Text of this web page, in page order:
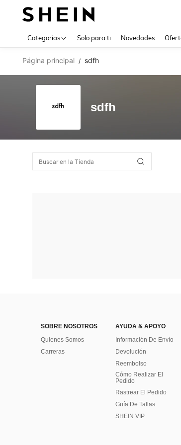
Categorías Solo para ti Novedades
Página principal / sdfh
sdfh
SOBRE NOSOTROS
Quienes Somos
Carreras
AYUDA & APOYO
Información De Envío
Devolución
Reembolso
Cómo Realizar El
Pedido
Rastrear El Pedido
Guía De Tallas
SHEIN VIP